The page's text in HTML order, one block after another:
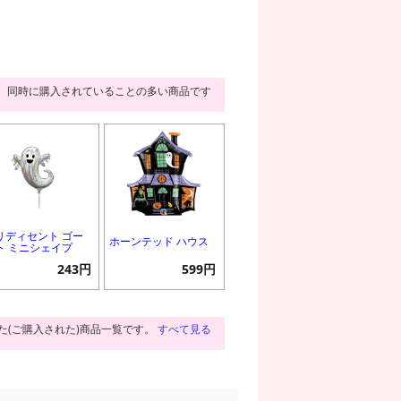
同時に購入されていることの多い商品です
ディセント ゴー
ミニシェイプ
243円
ホーンテッド ハウス
599円
(ご購入された)商品一覧です。 すべて見る